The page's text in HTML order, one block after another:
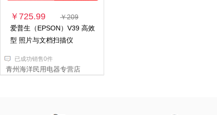
￥725.99
￥209
爱普生（EPSON）V39 高效
型 照片与文档扫描仪
已成功销售0件
青州海洋民用电器专营店